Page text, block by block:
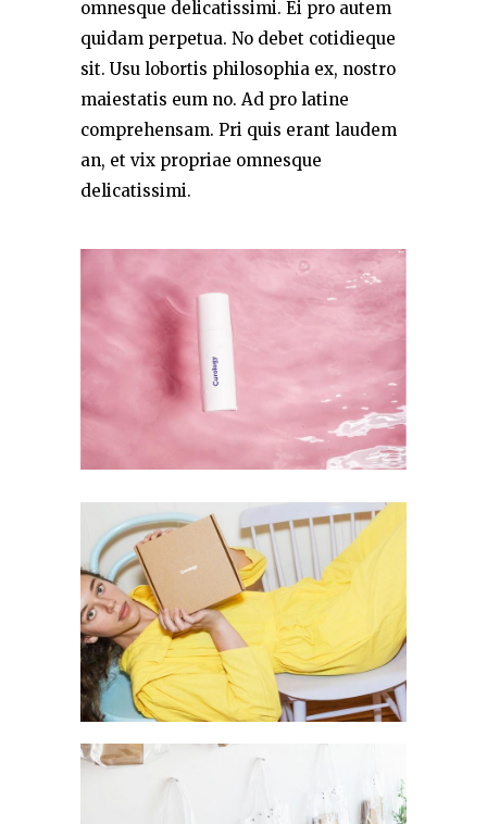
omnesque delicatissimi. Ei pro autem
quidam perpetua. No debet cotidieque
sit. Usu lobortis philosophia ex, nostro
maiestatis eum no. Ad pro latine
comprehensam. Pri quis erant laudem
an, et vix propriae omnesque
delicatissimi.